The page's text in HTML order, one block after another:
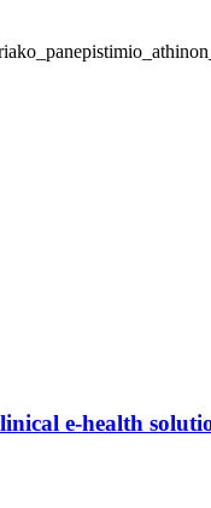
e-health